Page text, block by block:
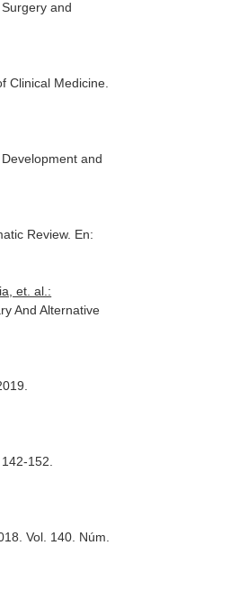
and
Clinical Medicine
and
Review. En:
et. al.:
And Alternative
152.
Vol. 140. Núm.